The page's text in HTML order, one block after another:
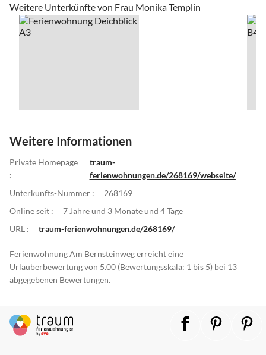
Weitere Unterkünfte von Frau Monika Templin
Weitere Informationen
Private Homepage
:
traum-
ferienwohnungen.de/268169/webseite/
Unterkunfts-Nummer :
268169
Online seit :
7 Jahre und 3 Monate und 4 Tage
URL :
traum-ferienwohnungen.de/268169/
Ferienwohnung Am Bernsteinweg erreicht eine
Urlauberbewertung von 5.00 (Bewertungsskala: 1 bis 5) bei 13
abgegebenen Bewertungen.